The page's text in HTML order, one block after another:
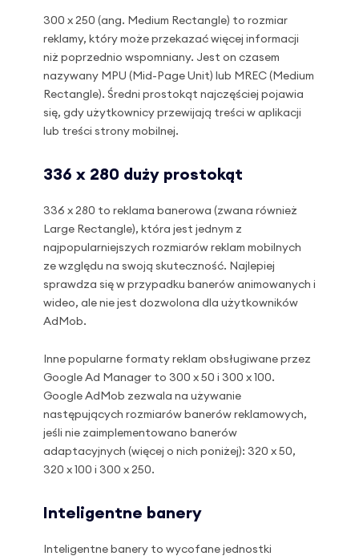
300 x 250 (ang. Medium Rectangle) to rozmiar
reklamy, który może przekazać więcej informacji
niż poprzednio wspomniany. Jest on czasem
nazywany MPU (Mid-Page Unit) lub MREC (Medium
Rectangle). Średni prostokąt najczęściej pojawia
się, gdy użytkownicy przewijają treści w aplikacji
lub treści strony mobilnej.
336 x 280 duży prostokąt
336 x 280 to reklama banerowa (zwana również
Large Rectangle), która jest jednym z
najpopularniejszych rozmiarów reklam mobilnych
ze względu na swoją skuteczność. Najlepiej
sprawdza się w przypadku banerów animowanych i
wideo, ale nie jest dozwolona dla użytkowników
AdMob.
Inne popularne formaty reklam obsługiwane przez
Google Ad Manager to 300 x 50 i 300 x 100.
Google AdMob zezwala na używanie
następujących rozmiarów banerów reklamowych,
jeśli nie zaimplementowano banerów
adaptacyjnych (więcej o nich poniżej): 320 x 50,
320 x 100 i 300 x 250.
Inteligentne banery
Inteligentne banery to wycofane jednostki